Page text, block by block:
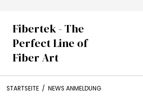
Fibertek - The
Perfect Line of
Fiber Art
STARTSEITE / NEWS ANMELDUNG